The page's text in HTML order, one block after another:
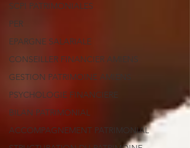
SCPI PATRIMONIALES
PER
EPARGNE SALARIALE
CONSEILLER FINANCIER AMIENS
GESTION PATRIMOINE AMIENS
PSYCHOLOGIE FINANCIERE
BILAN PATRIMONIAL
ACCOMPAGNEMENT PATRIMONIAL